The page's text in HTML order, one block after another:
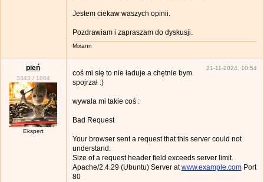
Jestem ciekaw waszych opinii.
Pozdrawiam i zapraszam do dyskusji.
Mixann
pień
3343 / 1864
Ekspert
21-11-2024, 10:54
coś mi się to nie ładuje a chętnie bym
spojrzał :)
wywala mi takie coś :
Bad Request
Your browser sent a request that this server could not
understand.
Size of a request header field exceeds server limit.
Apache/2.4.29 (Ubuntu) Server atwww.example.comPort
80